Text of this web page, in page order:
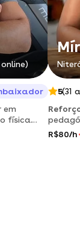
em
física
e
5(31
R$80/h